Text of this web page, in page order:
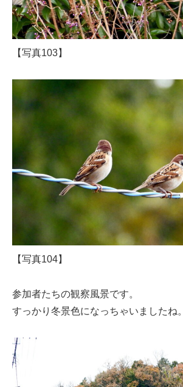
【写真103】
【写真104】
参加者たちの観察風景です。
すっかり冬景色になっちゃいましたね。